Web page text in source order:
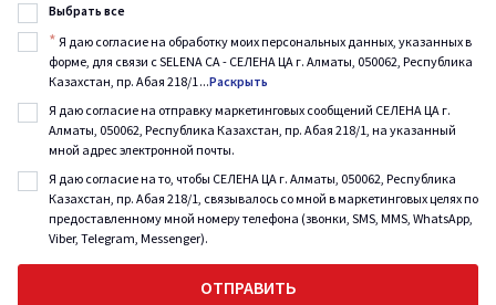
Выбрать все
* Я даю согласие на обработку моих персональных данных, указанных в
форме, для связи с SELENA CA - СЕЛЕНА ЦА г. Алматы, 050062, Республика
Казахстан, пр. Абая 218/1...Раскрыть
Я даю согласие на отправку маркетинговых сообщений СЕЛЕНА ЦА г.
Алматы, 050062, Республика Казахстан, пр. Абая 218/1, на указанный
мной адрес электронной почты.
Я даю согласие на то, чтобы СЕЛЕНА ЦА г. Алматы, 050062, Республика
Казахстан, пр. Абая 218/1, связывалось со мной в маркетинговых целях по
предоставленному мной номеру телефона (звонки, SMS, MMS, WhatsApp,
Viber, Telegram, Messenger).